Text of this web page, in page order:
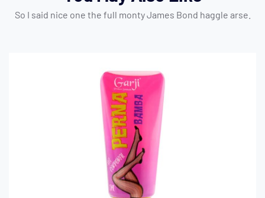
So I said nice one the full monty James Bond haggle arse.